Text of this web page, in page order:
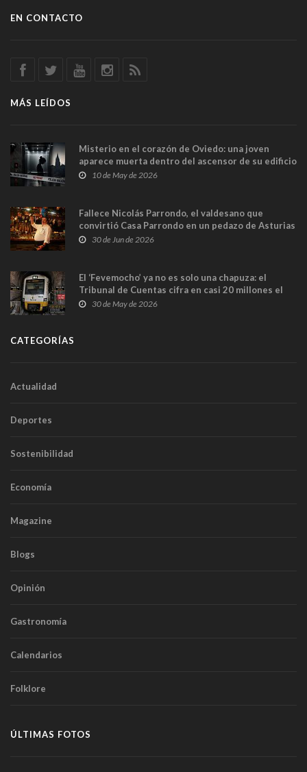
EN CONTACTO
MÁS LEÍDOS
Misterio en el corazón de Oviedo: una joven
aparece muerta dentro del ascensor de su edificio
y las cámaras captan sus últimos minutos
10 de May de 2026
Fallece Nicolás Parrondo, el valdesano que
convirtió Casa Parrondo en un pedazo de Asturias
en Madrid
30 de Jun de 2026
El ‘Fevemocho’ ya no es solo una chapuza: el
Tribunal de Cuentas cifra en casi 20 millones el
sobrecoste de los trenes que no cabían por los
30 de May de 2026
CATEGORÍAS
Actualidad
Deportes
Sostenibilidad
Economía
Magazine
Blogs
Opinión
Gastronomía
Calendarios
Folklore
ÚLTIMAS FOTOS